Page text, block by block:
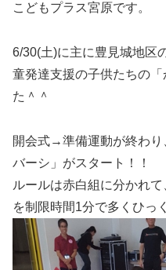
こどもプラス宮原です。
6/30(土)に主に豊見城地区
童発達支援の子供たちの
た＾＾
開会式→準備運動が終わり
バーシ」がスタート！！
ルールは赤白組に分かれ
を制限時間1分で多くひっ